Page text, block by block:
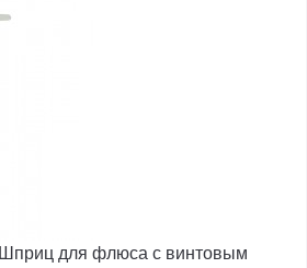
Шприц для флюса с винтовым